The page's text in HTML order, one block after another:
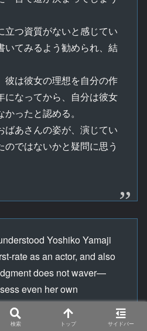
立つ資質がないと感じてい
いてみるよう勧められ、結
彼は彼女の理想を自分の作
になってから、自分は彼女
ったと認める。
ばあさんの姿が、演じてい
のではないかと疑問に思う
Yoshiko Yamaji
rate as an actor, and also
does not waver—
even her own
an actor without letting
the way. It made me feel
検索 トップ サイドバー